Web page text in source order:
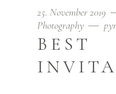
25. November 2019
Photography
BEST